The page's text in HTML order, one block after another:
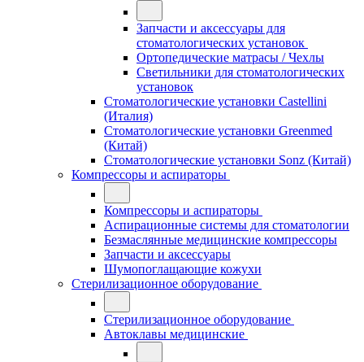
Запчасти и аксессуары для
стоматологических установок
Ортопедические матрасы / Чехлы
Светильники для стоматологических
установок
Стоматологические установки Castellini
(Италия)
Стоматологические установки Greenmed
(Китай)
Стоматологические установки Sonz (Китай)
Компрессоры и аспираторы
Компрессоры и аспираторы
Аспирационные системы для стоматологии
Безмаслянные медицинские компрессоры
Запчасти и аксессуары
Шумопоглащающие кожухи
Стерилизационное оборудование
Стерилизационное оборудование
Автоклавы медицинские